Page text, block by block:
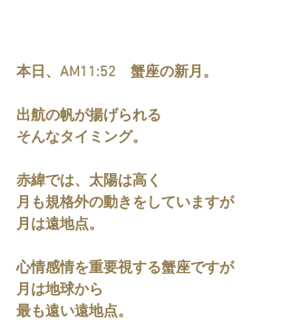
本日、AM11:52　蟹座の新月。
出航の帆が揚げられる
そんなタイミング。
赤緯では、太陽は高く
月も規格外の動きをしていますが
月は遠地点。
心情感情を重要視する蟹座ですが
月は地球から
最も遠い遠地点。